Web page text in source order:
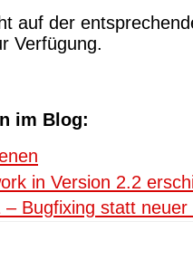
auf der
Verfügung.
im Blog:
in Version 2.2
– Bugfixing statt